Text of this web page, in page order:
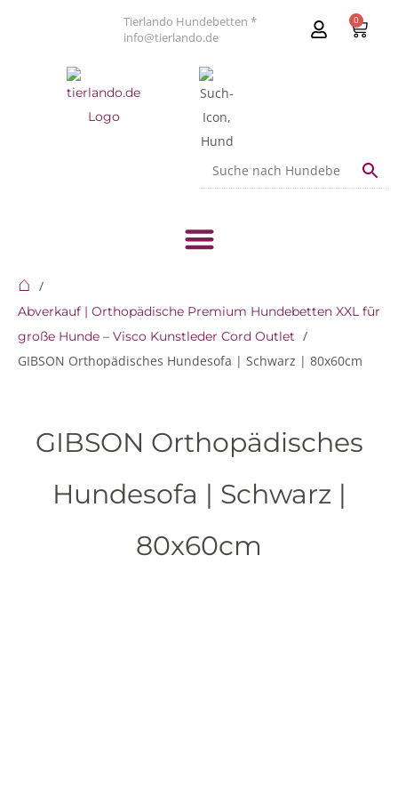
Tierlando Hundebetten *
info@tierlando.de
0
⌂
Abverkauf | Orthopädische Premium Hundebetten XXL für
große Hunde – Visco Kunstleder Cord Outlet
GIBSON Orthopädisches Hundesofa | Schwarz | 80x60cm
GIBSON Orthopädisches
Hundesofa | Schwarz |
80x60cm